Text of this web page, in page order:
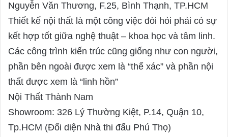
Nguyễn Văn Thương, F.25, Bình Thạnh, TP.HCM
Thiết kế nội thất là một công việc đòi hỏi phải có sự
kết hợp tốt giữa nghệ thuật – khoa học và tâm linh.
Các công trình kiến trúc cũng giống như con người,
phần bên ngoài được xem là “thể xác” và phần nội
thất được xem là “linh hồn”
Nội Thất Thành Nam
Showroom: 326 Lý Thường Kiệt, P.14, Quận 10,
Tp.HCM (Đối diện Nhà thi đấu Phú Thọ)